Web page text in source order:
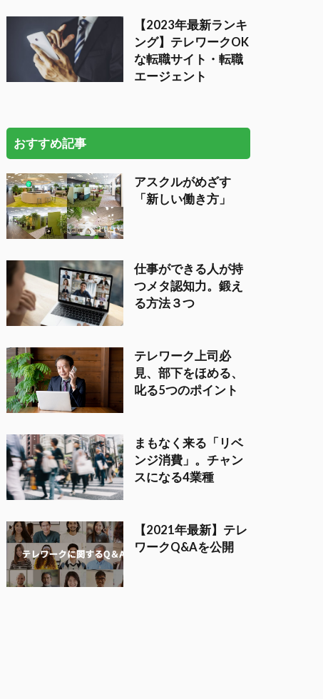
【2023年最新ランキ
ング】テレワークOK
な転職サイト・転職
エージェント
おすすめ記事
アスクルがめざす
「新しい働き方」
仕事ができる人が持
つメタ認知力。鍛え
る方法３つ
テレワーク上司必
見、部下をほめる、
叱る5つのポイント
まもなく来る「リベ
ンジ消費」。チャン
スになる4業種
【2021年最新】テレ
ワークQ&Aを公開